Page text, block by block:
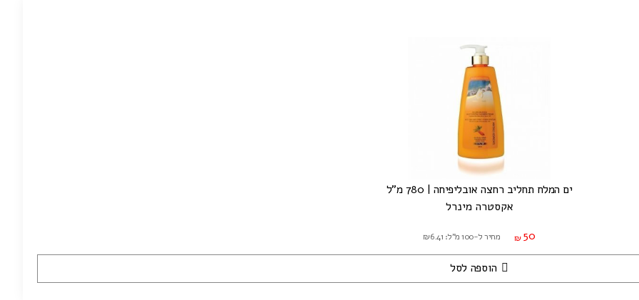
ים המלח תחליב רחצה אובליפיחה | 780 מ"ל
אקסטרה מינרל
₪ 50 מחיר ל-100 מ"ל: ₪6.41
הוספה לסל